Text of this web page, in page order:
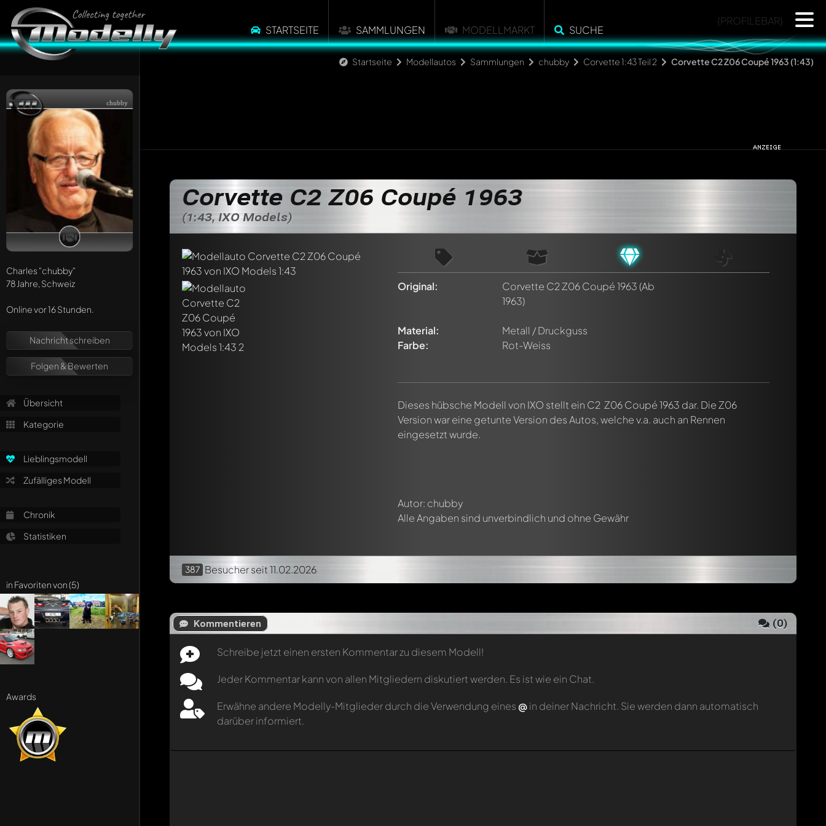
STARTSEITE SAMMLUNGEN MODELLMARKT SUCHE
{PROFILEBAR}
Startseite Modellautos Sammlungen chubby Corvette 1:43 Teil 2 Corvette C2 Z06 Coupé 1963 (1:43)
chubby
Charles "chubby"
78 Jahre, Schweiz
Online vor 16 Stunden.
Nachricht schreiben
Folgen & Bewerten
Übersicht
Kategorie
Lieblingsmodell
Zufälliges Modell
Chronik
Statistiken
in Favoriten von (5)
Awards
Corvette C2 Z06 Coupé 1963
(1:43, IXO Models)
Original: Corvette C2 Z06 Coupé 1963(Ab
1963)
Material:
Metall / Druckguss
Farbe:
Rot-Weiss
Dieses hübsche Modell von IXO stellt ein C2 Z06 Coupé 1963 dar. Die Z06
Version war eine getunte Version des Autos, welche v.a. auch an Rennen
eingesetzt wurde.
Autor: chubby
Alle Angaben sind unverbindlich und ohne Gewähr
387 Besucherseit 11.02.2026
Kommentieren (0)
Schreibe jetzt einen ersten Kommentar zu diesem Modell!
Jeder Kommentar kann von allen Mitgliedern diskutiert werden. Es ist wie ein Chat.
Erwähne andere Modelly-Mitglieder durch die Verwendung eines @in deiner Nachricht. Sie werden dann automatisch
darüber informiert.
Schreibe jetzt einen ersten Kommentar zu diesem Modell!
Jeder Kommentar kann von allen Mitgliedern diskutiert werden. Es ist wie ein Chat.
Erwähne andere Modelly-Mitglieder durch die Verwendung eines
in deiner Nachricht. Sie werden dann automatisch darüber informiert.